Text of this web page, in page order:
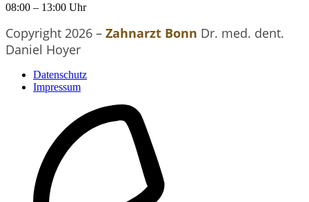
08:00 – 13:00 Uhr
Copyright 2026 – Zahnarzt Bonn Dr. med. dent.
Daniel Hoyer
Datenschutz
Impressum